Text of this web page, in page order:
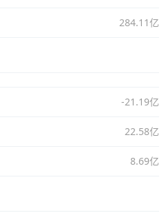
284.11亿
-21.19亿
22.58亿
8.69亿